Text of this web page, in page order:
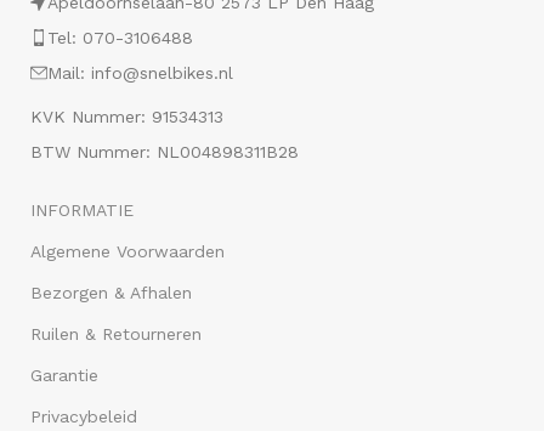
Tel: 070-3106488
Mail: info@snelbikes.nl
KVK Nummer: 91534313
BTW Nummer: NL004898311B28
INFORMATIE
Algemene Voorwaarden
Bezorgen & Afhalen
Ruilen & Retourneren
Garantie
Privacybeleid